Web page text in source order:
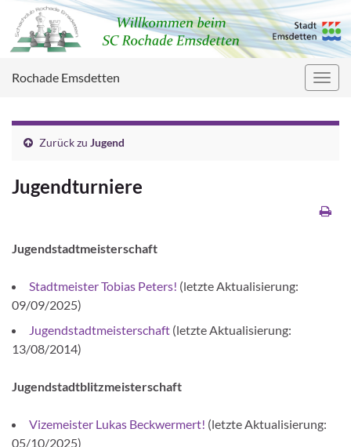
Rochade Emsdetten
Zurück zu Jugend
Jugendturniere
Jugendstadtmeisterschaft
Stadtmeister Tobias Peters! (letzte Aktualisierung:
09/09/2025)
Jugendstadtmeisterschaft (letzte Aktualisierung:
13/08/2014)
Jugendstadtblitzmeisterschaft
Vizemeister Lukas Beckwermert! (letzte Aktualisierung:
05/10/2025)